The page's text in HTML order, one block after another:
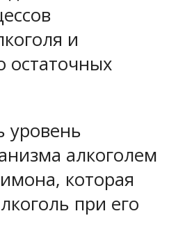
и
остаточных
уровень
алкоголем
которая
при его